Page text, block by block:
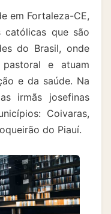
em Fortaleza-CE,
que são
do Brasil, onde
e atuam
e da saúde. Na
irmãs josefinas
Coivaras,
do Piauí.